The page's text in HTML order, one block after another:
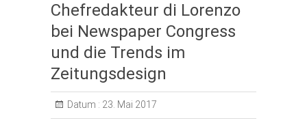
Chefredakteur di Lorenzo
bei Newspaper Congress
und die Trends im
Zeitungsdesign
Datum : 23. Mai 2017